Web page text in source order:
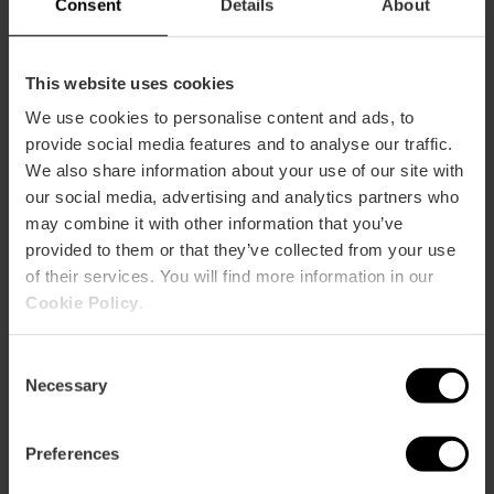
Consent Details About
This website uses cookies
We use cookies to personalise content and ads, to
provide social media features and to analyse our traffic.
We also share information about your use of our site with
our social media, advertising and analytics partners who
may combine it with other information that you’ve
provided to them or that they’ve collected from your use
of their services. You will find more information in our
Cookie Policy
Selection
Necessary
Preferences
Pneumologia. • Neurochirurgia. • Neurofisiologia. •
Oftalmologia • Oncologia. • Otorinolaringoiatria. •
mentale. • Follow-up del neonato. •
Traumatologia. • Unità di sonno per bambini. •
Podologia. • Preparazione al parto. • Psicologia. •
Psichiatria. • Radiodiagnosi. • Radiologia
interventistica. • Riabilitazione e fisioterapia. •
Riproduzione assistita. • Reumatologia. •
Traumatologia e chirurgia ortopedica. • Unità di
terapia intensiva per adulti, neonatale e
pediatrica. • Unità per lo svuotamento delle
disfunzioni. • Unità di genetica clinica. • Unità di
Urodinamica. • Urologia. • Valutazione di lesioni